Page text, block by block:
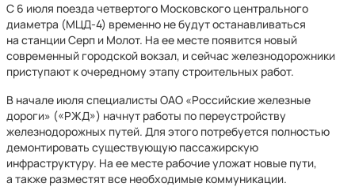
С 6 июля поезда четвертого Московского центрального
диаметра (МЦД-4) временно не будут останавливаться
на станции Серп и Молот. На ее месте появится новый
современный городской вокзал, и сейчас железнодорожники
приступают к очередному этапу строительных работ.
В начале июля специалисты ОАО «Российские железные
дороги» («РЖД») начнут работы по переустройству
железнодорожных путей. Для этого потребуется полностью
демонтировать существующую пассажирскую
инфраструктуру. На ее месте рабочие уложат новые пути,
а также разместят все необходимые коммуникации.